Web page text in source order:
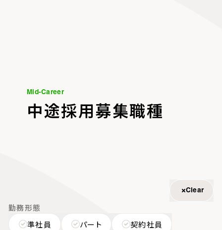
Mid-Career
Mid-Career
中途採用募集職種
Clear
勤務形態
準社員
パート 契約社員